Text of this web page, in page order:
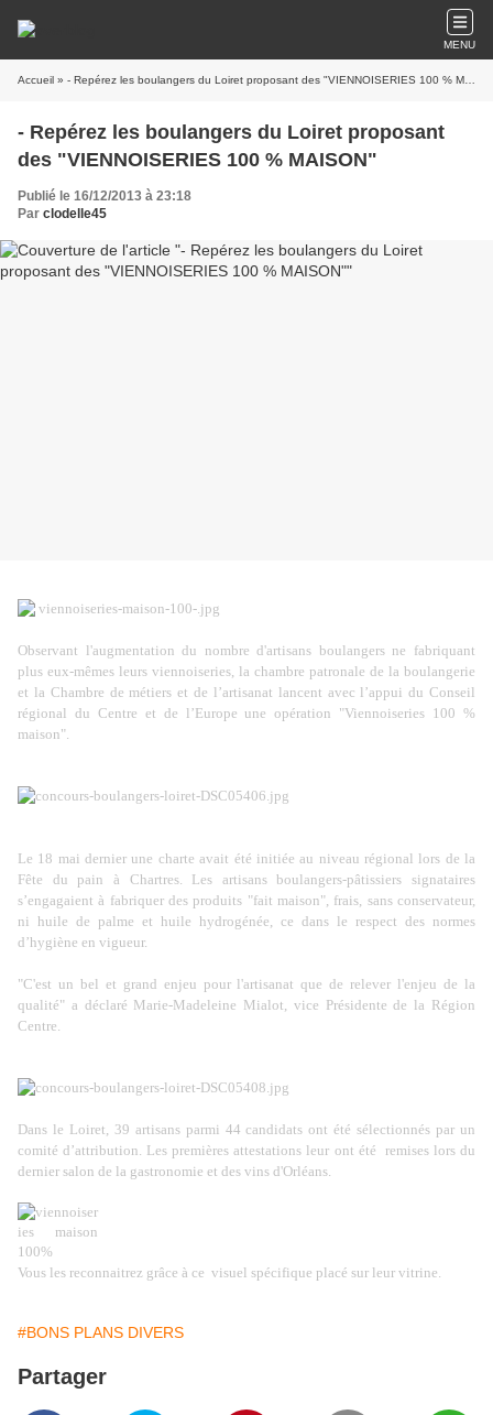
MENU
Accueil » - Repérez les boulangers du Loiret proposant des "VIENNOISERIES 100 % MAISON"
- Repérez les boulangers du Loiret proposant
des "VIENNOISERIES 100 % MAISON"
Publié le 16/12/2013 à 23:18
Par clodelle45
Observant l'augmentation du nombre d'artisans boulangers ne fabriquant
plus eux-mêmes leurs viennoiseries, la chambre patronale de la boulangerie
et la Chambre de métiers et de l’artisanat lancent avec l’appui du Conseil
régional du Centre et de l’Europe une opération "Viennoiseries 100 %
maison".
Le 18 mai dernier une charte avait été initiée au niveau régional lors de la
Fête du pain à Chartres. Les artisans boulangers-pâtissiers signataires
s’engagaient à fabriquer des produits "fait maison", frais, sans conservateur,
ni huile de palme et huile hydrogénée, ce dans le respect des normes
d’hygiène en vigueur.
"C'est un bel et grand enjeu pour l'artisanat que de relever l'enjeu de la
qualité" a déclaré Marie-Madeleine Mialot, vice Présidente de la Région
Centre.
Dans le Loiret, 39 artisans parmi 44 candidats ont été sélectionnés par un
comité d’attribution. Les premières attestations leur ont été
remises lors du
dernier salon de la gastronomie et des vins d'Orléans.
Vous les reconnaitrez grâce à ce visuel spécifique placé sur leur vitrine.
#BONS PLANS DIVERS
Partager